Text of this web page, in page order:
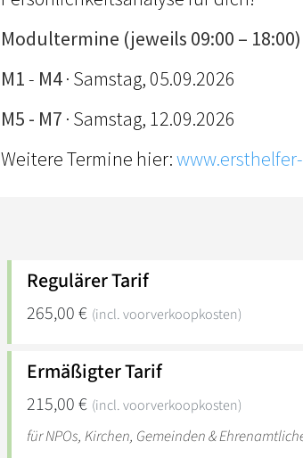
Modultermine (jeweils 09:00 – 18:00)
M1- M4· Samstag, 05.09.2026
M5 - M7 · Samstag, 12.09.2026
Weitere Termine hier: